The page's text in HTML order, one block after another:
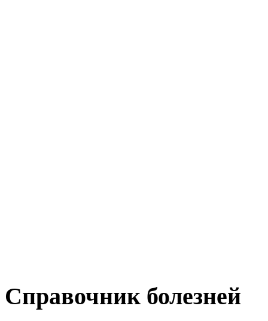
Справочник болезней